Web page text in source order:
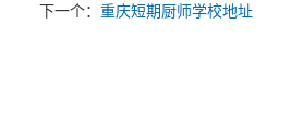
下一个：重庆短期厨师学校地址